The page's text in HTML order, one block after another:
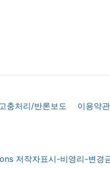
충처리/반론보도 이용약
저작자표시-비영리-변경